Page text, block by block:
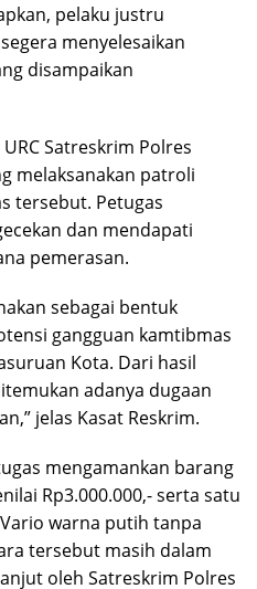
pelaku justru
menyelesaikan
disampaikan
Satreskrim Polres
melaksanakan patroli
tersebut. Petugas
dan mendapati
pemerasan.
sebagai bentuk
gangguan kamtibmas
Kota. Dari hasil
adanya dugaan
jelas Kasat Reskrim.
mengamankan barang
Rp3.000.000,- serta satu
warna putih tanpa
tersebut masih dalam
oleh Satreskrim Polres